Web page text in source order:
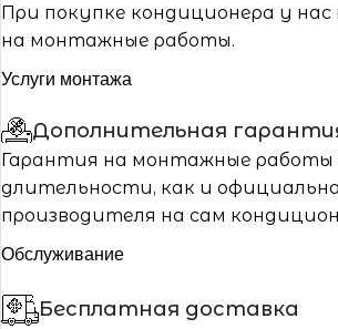
При покупке кондиционера у
на монтажные работы.
Услуги монтажа
Дополнительная
Гарантия на монтажные
длительности, как и
производителя на сам
Обслуживание
Бесплатная доставка